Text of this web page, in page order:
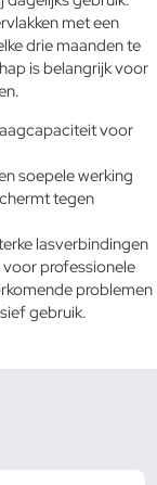
met een
drie maanden te
is belangrijk voor
voor
soepele werking
tegen
lasverbindingen
professionele
problemen
gebruik.